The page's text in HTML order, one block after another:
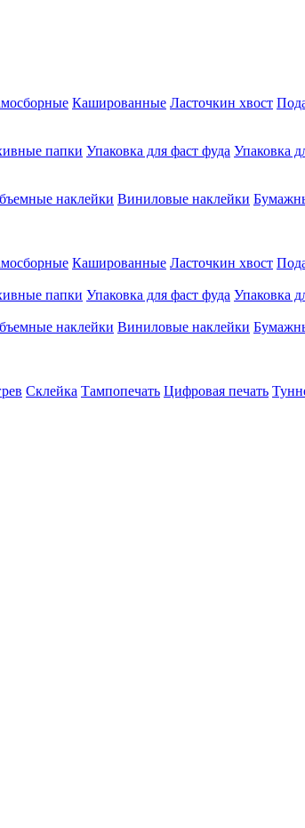
Кашированные Ласточкин хвост
папки Упаковка для фаст фуда Упаковка
наклейки Виниловые наклейки
Кашированные Ласточкин хвост
папки Упаковка для фаст фуда Упаковка
наклейки Виниловые наклейки
Склейка Тампопечать Цифровая печать